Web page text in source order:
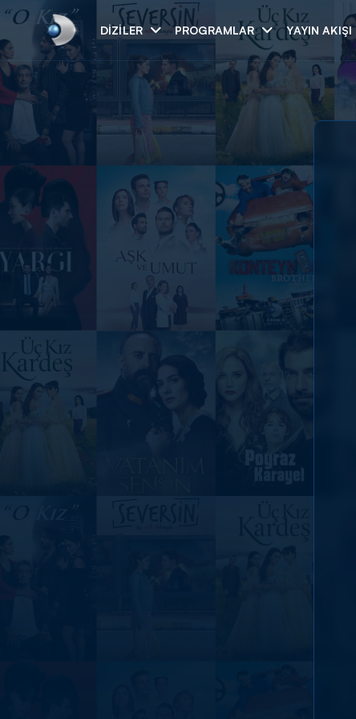
DIZILER PROGRAMLAR YAYIN AKIŞI
Arama
ARAMA SONUÇLARI